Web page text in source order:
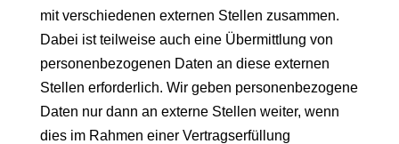
mit verschiedenen externen Stellen zusammen.
Dabei ist teilweise auch eine Übermittlung von
personenbezogenen Daten an diese externen
Stellen erforderlich. Wir geben personenbezogene
Daten nur dann an externe Stellen weiter, wenn
dies im Rahmen einer Vertragserfüllung